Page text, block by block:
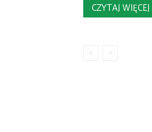
CZYTAJ WIĘCEJ